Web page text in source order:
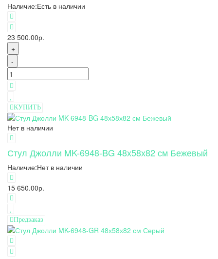
Наличие:Есть в наличии
23 500.00р.
+
-
КУПИТЬ
Нет в наличии
Стул Джолли MK-6948-BG 48х58х82 см Бежевый
Наличие:Нет в наличии
15 650.00р.
Предзаказ